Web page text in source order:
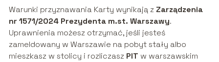
Warunki przyznawania Karty wynikają z Zarządzenia
nr 1571/2024 Prezydenta m.st. Warszawy.
Uprawnienia możesz otrzymać, jeśli jesteś
zameldowany w Warszawie na pobyt stały albo
mieszkasz w stolicy i rozliczasz PIT w warszawskim